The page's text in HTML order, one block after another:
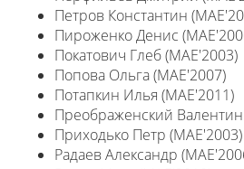
Петров Константин
Пироженко Денис
Покатович Глеб (MAE'2003)
Попова Ольга (MAE'2007)
Потапкин Илья (MAE'2011)
Преображенский Валентин
Приходько Петр (MAE'2003)
Радаев Александр